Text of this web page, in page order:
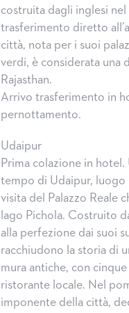
costruita dagli inglesi nel
trasferimento diretto
città, nota per i suoi
verdi, è considerata una
Rajasthan.
Arrivo trasferimento in
pernottamento.
Udaipur
Prima colazione in
tempo di Udaipur, luogo
visita del Palazzo Reale
lago Pichola. Costruito
alla perfezione dai suoi
racchiudono la storia di
mura antiche, con
ristorante locale. Nel
imponente della città,